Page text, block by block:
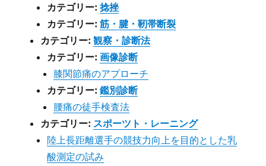
カテゴリー:捻挫
カテゴリー:筋・腱・靭帯断裂
カテゴリー:観察・診断法
カテゴリー:画像診断
膝関節痛のアプローチ
カテゴリー:鑑別診断
腰痛の徒手検査法
カテゴリー: スポーツト・レーニング
陸上長距離選手の競技力向上を目的とした乳
酸測定の試み